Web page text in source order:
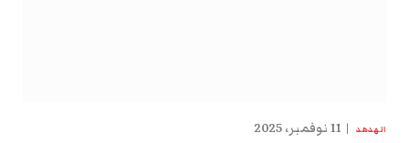
الهدهد 11 نوفمبر، 2025